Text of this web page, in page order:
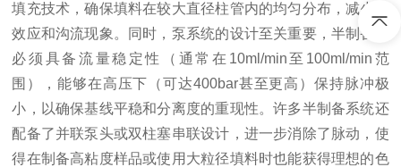
填充技术，确保填料在较大直径柱管内的均匀分布，减少壁
效应和沟流现象。同时，泵系统的设计至关重要，半制备泵
必须具备流量稳定性（通常在10ml/min至100ml/min范
围），能够在高压下（可达400bar甚至更高）保持脉冲极
小，以确保基线平稳和分离度的重现性。许多半制备系统还
配备了并联泵头或双柱塞串联设计，进一步消除了脉动，使
得在制备高粘度样品或使用大粒径填料时也能获得理想的色